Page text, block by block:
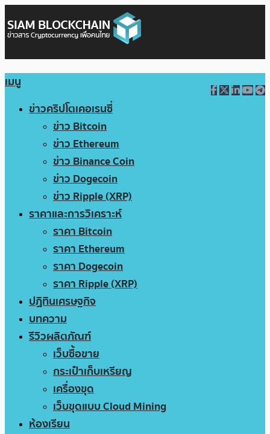
เมนู
ข่าวคริปโตเคอเรนซี่
ข่าว Bitcoin
ข่าว Ethereum
ข่าว Binance Coin
ข่าว Dogecoin
ข่าว Ripple (XRP)
ราคาและการวิเคราะห์
ราคา Bitcoin
ราคา Ethereum
ราคา Dogecoin
ราคา Ripple (XRP)
ปฏิทินเศรษฐกิจ
บทความ
รีวิวผลิตภัณฑ์
เว็บซื้อขาย
กระเป๋าเก็บเหรียญ
เครื่องขุด
เว็บขุดแบบ Cloud Mining
ห้องเรียน